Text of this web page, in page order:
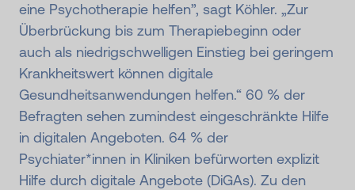
eine Psychotherapie helfen”, sagt Köhler. „Zur
Überbrückung bis zum Therapiebeginn oder
auch als niedrigschwelligen Einstieg bei geringem
Krankheitswert können digitale
Gesundheitsanwendungen helfen.“ 60 % der
Befragten sehen zumindest eingeschränkte Hilfe
in digitalen Angeboten. 64 % der
Psychiater*innen in Kliniken befürworten explizit
Hilfe durch digitale Angebote (DiGAs). Zu den